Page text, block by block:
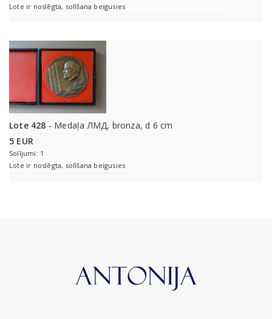
Lote ir noslēgta, solīšana beigusies
Lote 428 - Medaļa ЛМД, bronza, d 6 cm
5 EUR
Solījumi: 1
Lote ir noslēgta, solīšana beigusies